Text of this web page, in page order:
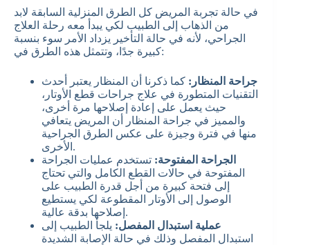
في حالة تجربة المريض كل الطرق المنزلية السابقة لابد
من الذهاب إلى الطبيب لكي يبدأ معه رحلة العلاج
الجراحي، لأنه في حالة التأخير يزداد الأمر سوء بنسبة
كبيرة جدًا، وتتمثل هذه الطرق في:
جراحة المنظار: كما ذكرنا أن المنظار يعتبر أحدث
التقنيات المتطورة في علاج جراحات قطع الأوتار،
حيث يعمل على إعادة إصلاحها مرة أخرى،
والمميز في جراحة المنظار أن المريض يتعافي
منها في فترة وجيزة على عكس الطرق الجراحية
الأخرى.
الجراحة المفتوحة: تستخدم عمليات الجراحة
المفتوحة في حالات القطع الكامل والتي تحتاج
إلى فتحة كبيرة من أجل قدرة الطبيب على
الوصول إلى الأوتار المقطوعة لكي يستطيع
إصلاحها بدقة عالية.
عملية استبدال المفصل: يلجأ الطبيب إلى
استبدال المفصل وذلك في حالة الإصابة الشديدة